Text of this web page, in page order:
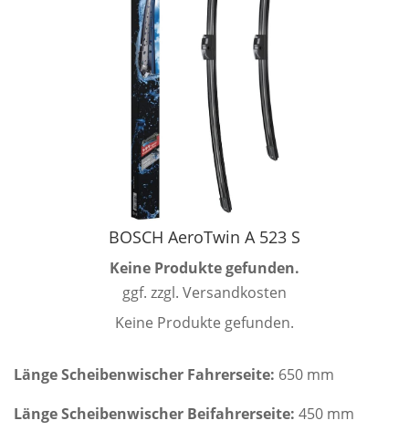
BOSCH AeroTwin A 523 S
Keine Produkte gefunden.
ggf. zzgl. Versandkosten
Keine Produkte gefunden.
Länge Scheibenwischer Fahrerseite: 650 mm
Länge Scheibenwischer Beifahrerseite: 450 mm